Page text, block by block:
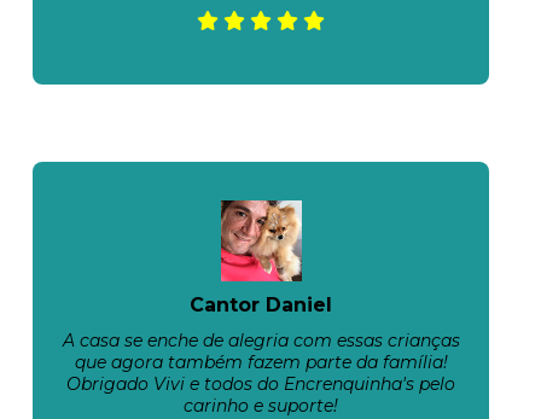
Cantor Daniel
A casa se enche de alegria com essas crianças
que agora também fazem parte da família!
Obrigado Vivi e todos do Encrenquinha's pelo
carinho e suporte!